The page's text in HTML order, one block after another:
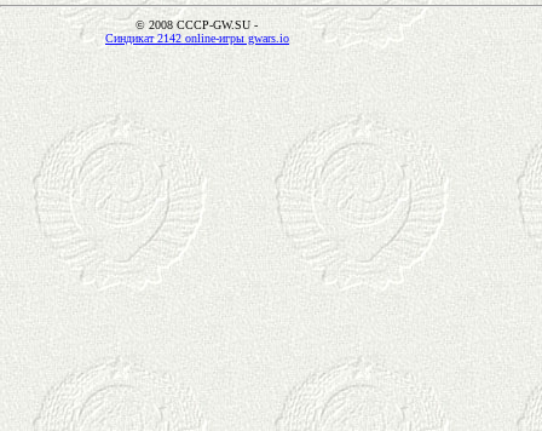
© 2008 CCCP-GW.SU -
Синдикат 2142 online-игры gwars.io